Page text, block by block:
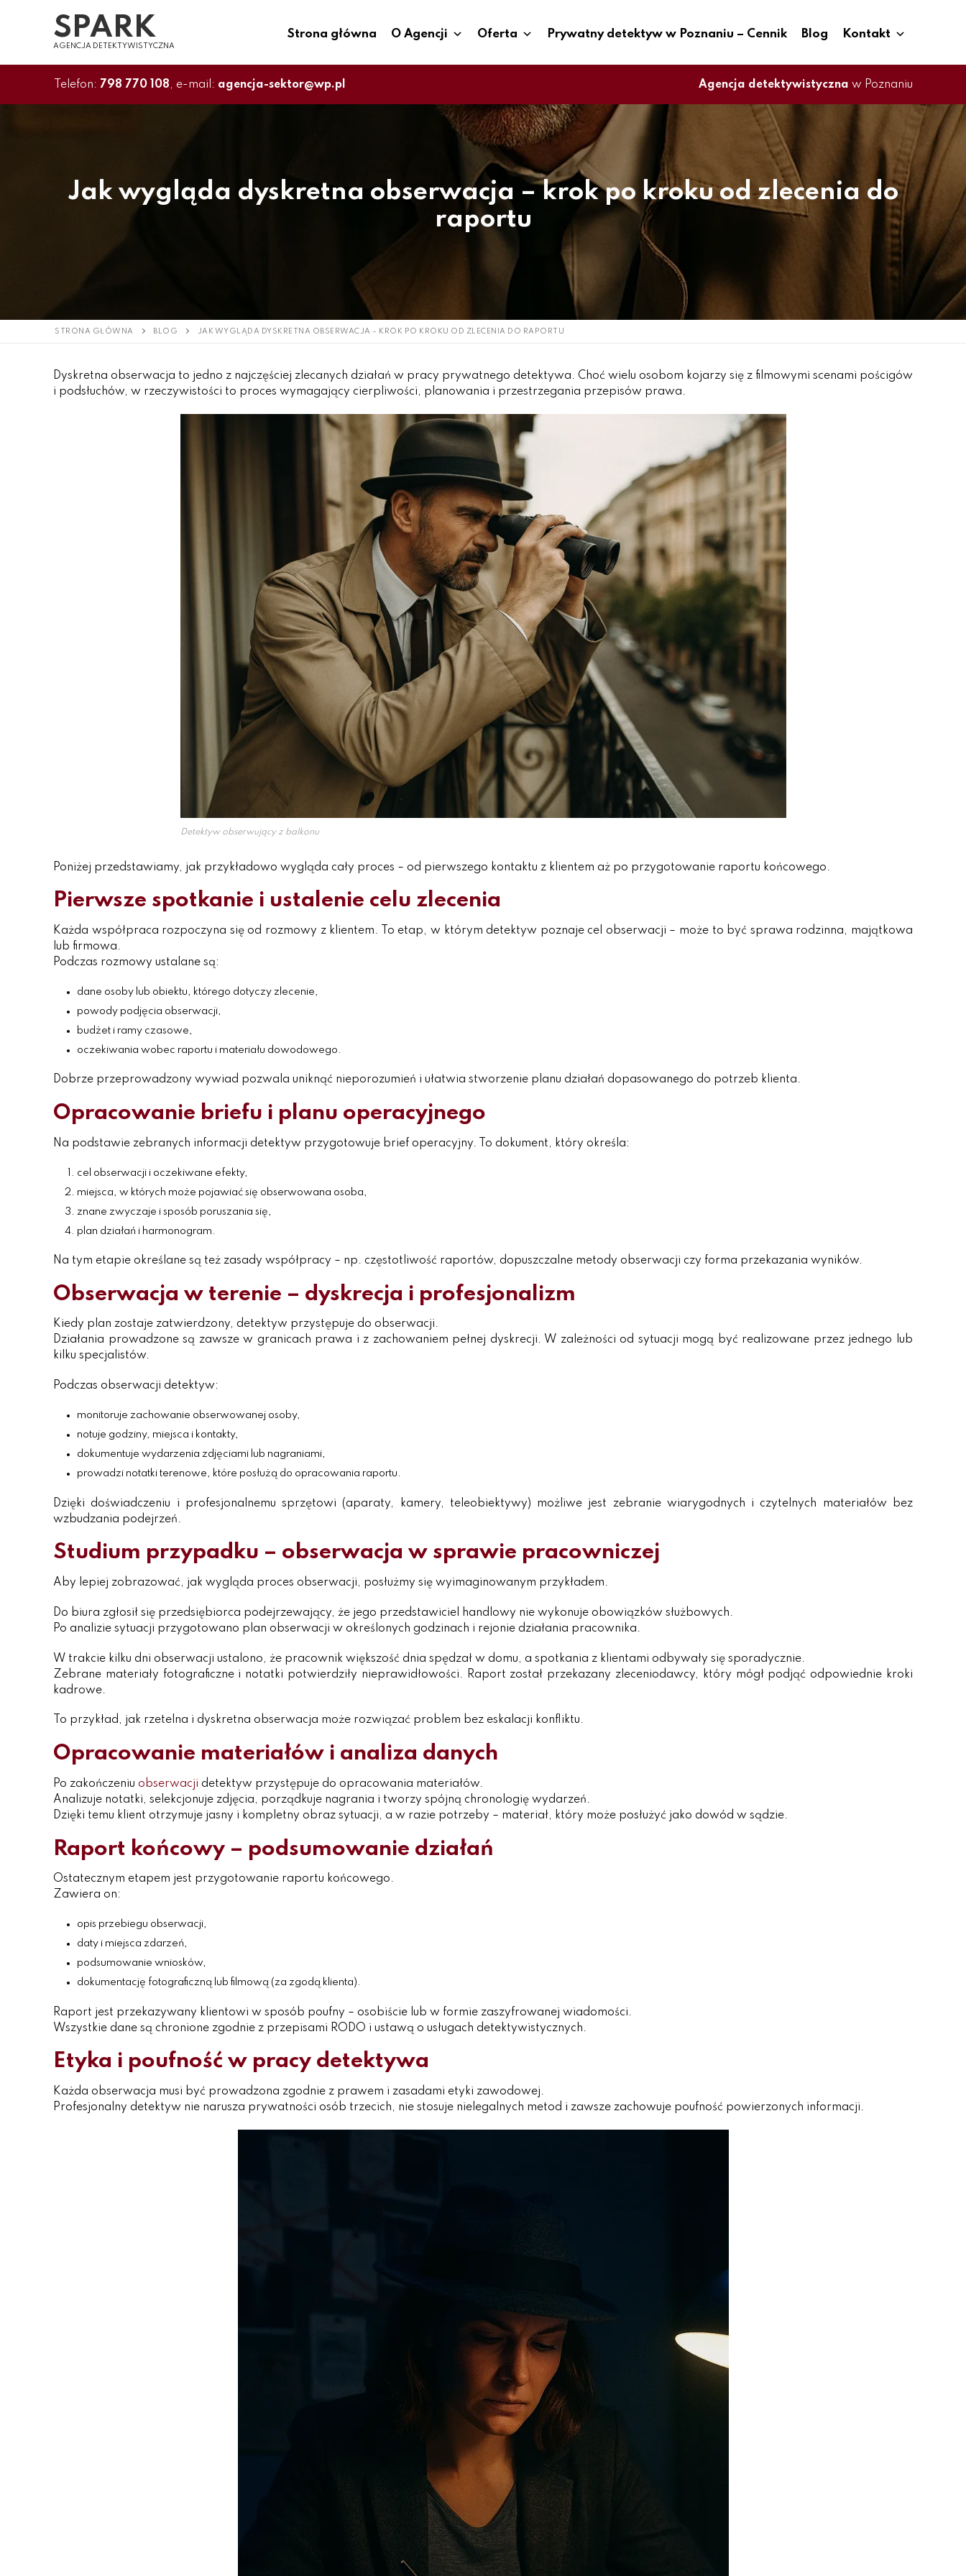
SPARK
AGENCJA DETEKTYWISTYCZNA
Strona główna O Agencji Oferta Prywatny detektyw w Poznaniu – Cennik Blog Kontakt
Telefon: 798 770 108, e-mail: agencja-sektor@wp.pl Agencja detektywistyczna w Poznaniu
Jak wygląda dyskretna obserwacja – krok po kroku od zlecenia do
raportu
STRONA GŁÓWNA BLOG JAK WYGLĄDA DYSKRETNA OBSERWACJA – KROK PO KROKU OD ZLECENIA DO RAPORTU
Dyskretna obserwacja to jedno z najczęściej zlecanych działań w pracy prywatnego detektywa. Choć wielu osobom kojarzy się z filmowymi scenami pościgów
i podsłuchów, w rzeczywistości to proces wymagający cierpliwości, planowania i przestrzegania przepisów prawa.
Detektyw obserwujący z balkonu
Poniżej przedstawiamy, jak przykładowo wygląda cały proces – od pierwszego kontaktu z klientem aż po przygotowanie raportu końcowego.
Pierwsze spotkanie i ustalenie celu zlecenia
Każda współpraca rozpoczyna się od rozmowy z klientem. To etap, w którym detektyw poznaje cel obserwacji – może to być sprawa rodzinna, majątkowa
lub firmowa.
Podczas rozmowy ustalane są:
dane osoby lub obiektu, którego dotyczy zlecenie,
powody podjęcia obserwacji,
budżet i ramy czasowe,
oczekiwania wobec raportu i materiału dowodowego.
Dobrze przeprowadzony wywiad pozwala uniknąć nieporozumień i ułatwia stworzenie planu działań dopasowanego do potrzeb klienta.
Opracowanie briefu i planu operacyjnego
Na podstawie zebranych informacji detektyw przygotowuje brief operacyjny. To dokument, który określa:
cel obserwacji i oczekiwane efekty,
miejsca, w których może pojawiać się obserwowana osoba,
znane zwyczaje i sposób poruszania się,
plan działań i harmonogram.
Na tym etapie określane są też zasady współpracy – np. częstotliwość raportów, dopuszczalne metody obserwacji czy forma przekazania wyników.
Obserwacja w terenie – dyskrecja i profesjonalizm
Kiedy plan zostaje zatwierdzony, detektyw przystępuje do obserwacji.
Działania prowadzone są zawsze w granicach prawa i z zachowaniem pełnej dyskrecji. W zależności od sytuacji mogą być realizowane przez jednego lub
kilku specjalistów.
Podczas obserwacji detektyw:
monitoruje zachowanie obserwowanej osoby,
notuje godziny, miejsca i kontakty,
dokumentuje wydarzenia zdjęciami lub nagraniami,
prowadzi notatki terenowe, które posłużą do opracowania raportu.
Dzięki doświadczeniu i profesjonalnemu sprzętowi (aparaty, kamery, teleobiektywy) możliwe jest zebranie wiarygodnych i czytelnych materiałów bez
wzbudzania podejrzeń.
Studium przypadku – obserwacja w sprawie pracowniczej
Aby lepiej zobrazować, jak wygląda proces obserwacji, posłużmy się wyimaginowanym przykładem.
Do biura zgłosił się przedsiębiorca podejrzewający, że jego przedstawiciel handlowy nie wykonuje obowiązków służbowych.
Po analizie sytuacji przygotowano plan obserwacji w określonych godzinach i rejonie działania pracownika.
W trakcie kilku dni obserwacji ustalono, że pracownik większość dnia spędzał w domu, a spotkania z klientami odbywały się sporadycznie.
Zebrane materiały fotograficzne i notatki potwierdziły nieprawidłowości. Raport został przekazany zleceniodawcy, który mógł podjąć odpowiednie kroki
kadrowe.
To przykład, jak rzetelna i dyskretna obserwacja może rozwiązać problem bez eskalacji konfliktu.
Opracowanie materiałów i analiza danych
Po zakończeniu obserwacji detektyw przystępuje do opracowania materiałów.
Analizuje notatki, selekcjonuje zdjęcia, porządkuje nagrania i tworzy spójną chronologię wydarzeń.
Dzięki temu klient otrzymuje jasny i kompletny obraz sytuacji, a w razie potrzeby – materiał, który może posłużyć jako dowód w sądzie.
Raport końcowy – podsumowanie działań
Ostatecznym etapem jest przygotowanie raportu końcowego.
Zawiera on:
opis przebiegu obserwacji,
daty i miejsca zdarzeń,
podsumowanie wniosków,
dokumentację fotograficzną lub filmową (za zgodą klienta).
Raport jest przekazywany klientowi w sposób poufny – osobiście lub w formie zaszyfrowanej wiadomości.
Wszystkie dane są chronione zgodnie z przepisami RODO i ustawą o usługach detektywistycznych.
Etyka i poufność w pracy detektywa
Każda obserwacja musi być prowadzona zgodnie z prawem i zasadami etyki zawodowej.
Profesjonalny detektyw nie narusza prywatności osób trzecich, nie stosuje nielegalnych metod i zawsze zachowuje poufność powierzonych informacji.